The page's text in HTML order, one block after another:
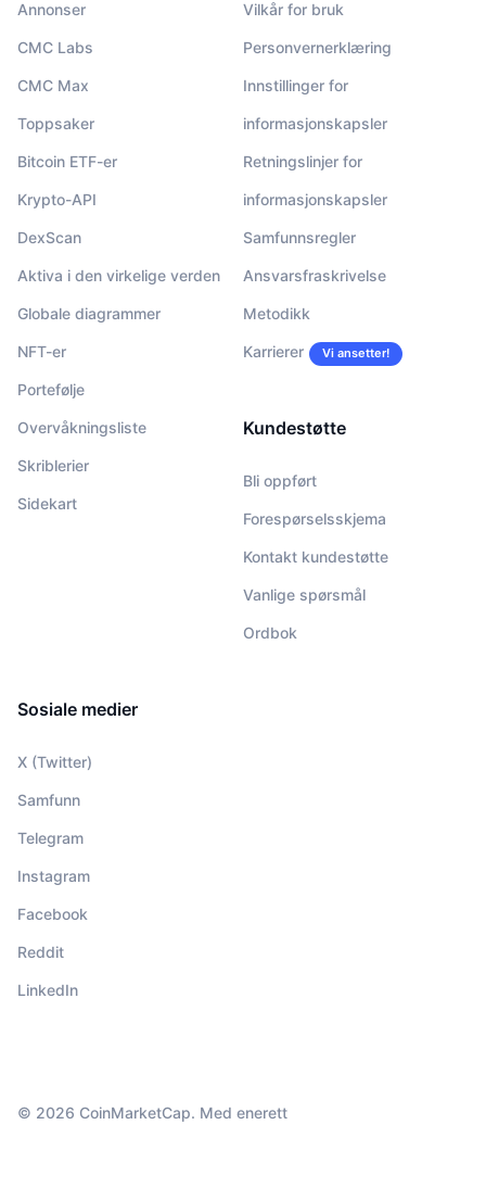
Annonser
CMC Labs
CMC Max
Toppsaker
Bitcoin ETF-er
Krypto-API
DexScan
Aktiva i den virkelige verden
Globale diagrammer
NFT-er
Portefølje
Overvåkningsliste
Skriblerier
Sidekart
Vilkår for bruk
Personvernerklæring
Innstillinger for
informasjonskapsler
Retningslinjer for
informasjonskapsler
Samfunnsregler
Ansvarsfraskrivelse
Metodikk
Karrierer Vi ansetter!
Kundestøtte
Bli oppført
Forespørselsskjema
Kontakt kundestøtte
Vanlige spørsmål
Ordbok
Sosiale medier
X (Twitter)
Samfunn
Telegram
Instagram
Facebook
Reddit
LinkedIn
© 2026 CoinMarketCap. Med enerett